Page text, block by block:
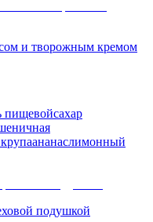
и творожным кремом
пищевойсахар
ананаслимонный
подушкой